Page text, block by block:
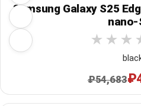
Samsung Galaxy S25
nano-
₽54,683